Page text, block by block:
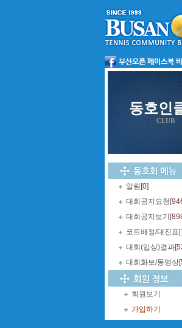
동호인
CLUB
알림 [0]
대회공지요청
대회공지보기
코트배정/대진표
대회(입상)결과
대회화보/동영상
회원보기
가입하기